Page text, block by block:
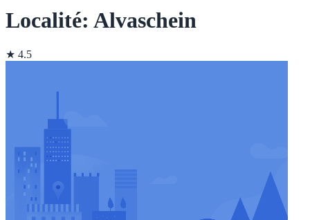
Localité: Alvaschein
★ 4.5